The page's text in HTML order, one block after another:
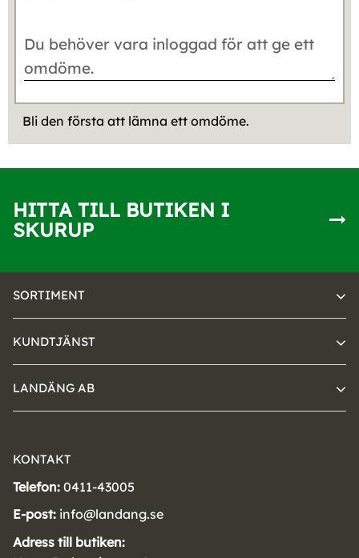
Bli den första att lämna ett omdöme.
HITTA TILL BUTIKEN I
SKURUP
SORTIMENT
KUNDTJÄNST
LANDÄNG AB
KONTAKT
Telefon: 0411-43005
E-post: info@landang.se
Adress till butiken: